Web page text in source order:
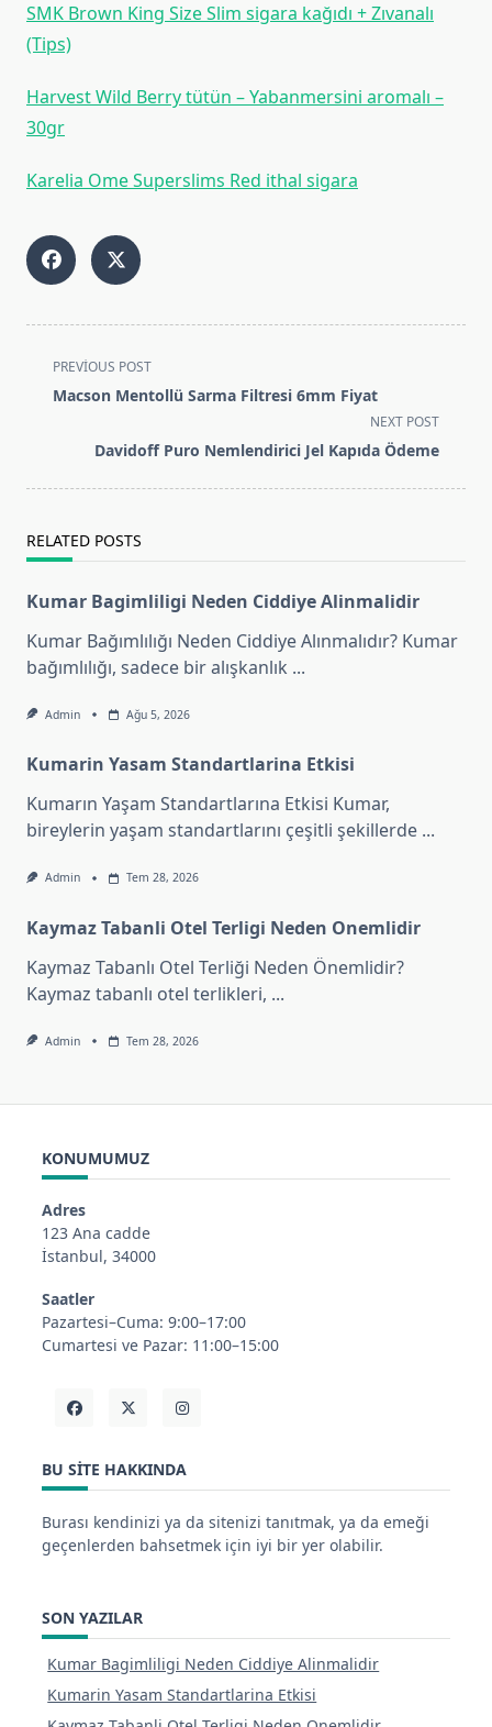
SMK Brown King Size Slim sigara kağıdı + Zıvanalı
(Tips)
Harvest Wild Berry tütün – Yabanmersini aromalı –
30gr
Karelia Ome Superslims Red ithal sigara
<span
class="nav-
text">Page</span>
PREVIOUS POST
Macson Mentollü Sarma Filtresi 6mm Fiyat
NEXT POST
Davidoff Puro Nemlendirici Jel Kapıda Ödeme
RELATED POSTS
Kumar Bagimliligi Neden Ciddiye Alinmalidir
Kumar Bağımlılığı Neden Ciddiye Alınmalıdır? Kumar
bağımlılığı, sadece bir alışkanlık ...
Admin Ağu 5, 2026
Kumarin Yasam Standartlarina Etkisi
Kumarın Yaşam Standartlarına Etkisi Kumar,
bireylerin yaşam standartlarını çeşitli şekillerde ...
Admin Tem 28, 2026
Kaymaz Tabanli Otel Terligi Neden Onemlidir
Kaymaz Tabanlı Otel Terliği Neden Önemlidir?
Kaymaz tabanlı otel terlikleri, ...
Admin Tem 28, 2026
KONUMUMUZ
Adres
123 Ana cadde
İstanbul, 34000
Saatler
Pazartesi–Cuma: 9:00–17:00
Cumartesi ve Pazar: 11:00–15:00
BU SITE HAKKINDA
Burası kendinizi ya da sitenizi tanıtmak, ya da emeği
geçenlerden bahsetmek için iyi bir yer olabilir.
SON YAZILAR
Kumar Bagimliligi Neden Ciddiye Alinmalidir
Kumarin Yasam Standartlarina Etkisi